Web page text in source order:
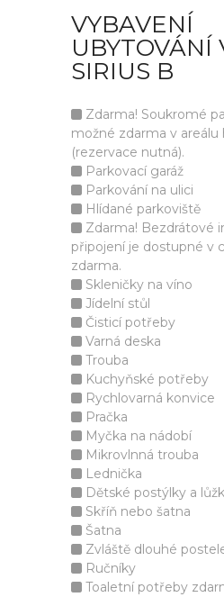
VYBAVENÍ
UBYTOVÁNÍ
SIRIUS B
Zdarma! Soukromé
možné zdarma v areálu
(rezervace nutná).
Parkovací garáž
Parkování na ulici
Hlídané parkoviště
Zdarma! Bezdrátové
připojení je dostupné v
zdarma.
Skleničky na víno
Jídelní stůl
Čisticí potřeby
Varná deska
Trouba
Kuchyňské potřeby
Rychlovarná konvice
Pračka
Myčka na nádobí
Mikrovlnná trouba
Lednička
Dětské postýlky a
Skříň nebo šatna
Šatna
Zvláště dlouhé
Ručníky
Toaletní potřeby